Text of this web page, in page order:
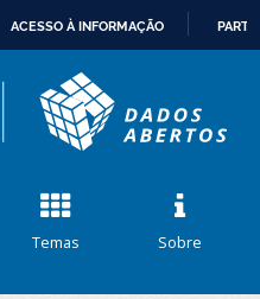
CONTEÚDO
ACESSO À INFORMAÇÃO
Temas Sobre